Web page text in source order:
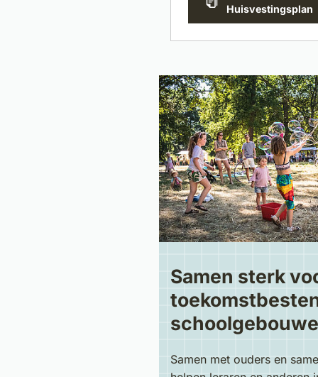
Huisvestingsplan
(Verwijst
naar
een
Samen sterk
Samen met ouders en